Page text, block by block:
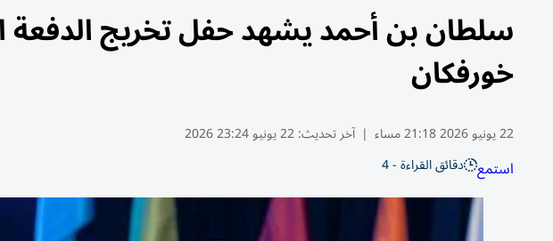
سلطان بن أحمد يشهد حفل تخريج الدفعة
خورفكان
22 يونيو 2026 21:18 مساء | آخر تحديث:22 يونيو 23:24 2026
استمع دقائق القراءة - 4